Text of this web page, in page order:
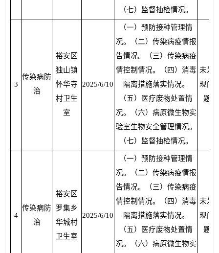
（七）监督抽检情况。
3
传染病防
治
裕安区
独山镇
怀华寺
村卫生
室
2025/6/10
（一）预防接种管理情
况。（二）传染病疫情报
告情况。（三）传染病疫
情控制情况。（四）消毒
隔离措施落实情况。
（五）医疗废物处置情
况。（六）病原微生物实
验室生物安全管理情况。
（七）监督抽检情况。
未发
现问
题
4
传染病防
治
裕安区
罗集乡
华城村
卫生室
2025/6/10
（一）预防接种管理情
况。（二）传染病疫情报
告情况。（三）传染病疫
情控制情况。（四）消毒
隔离措施落实情况。
（五）医疗废物处置情
况。（六）病原微生物实
未发
现问
题